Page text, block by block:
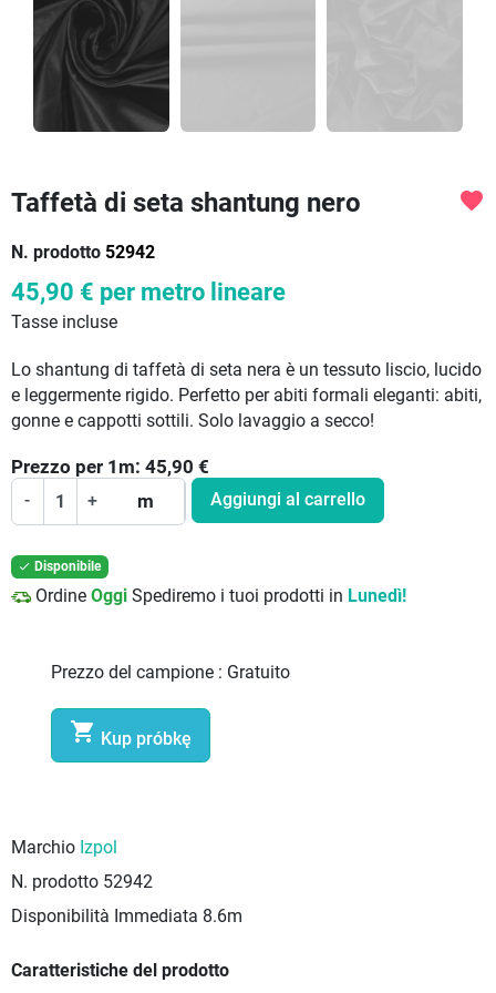
Taffetà di seta shantung nero
N. prodotto 52942
favorite
45,90 € per metro lineare
Tasse incluse
Lo shantung di taffetà di seta nera è un tessuto liscio, lucido
e leggermente rigido. Perfetto per abiti formali eleganti: abiti,
gonne e cappotti sottili. Solo lavaggio a secco!
Prezzo per 1 m: 45,90 €
- + m Aggiungi al carrello
 Disponibile
Ordine Oggi Spediremo i tuoi prodotti in Lunedì!
Prezzo del campione : Gratuito
 Kup próbkę
Marchio Izpol
N. prodotto 52942
Disponibilità Immediata 8.6m
Caratteristiche del prodotto